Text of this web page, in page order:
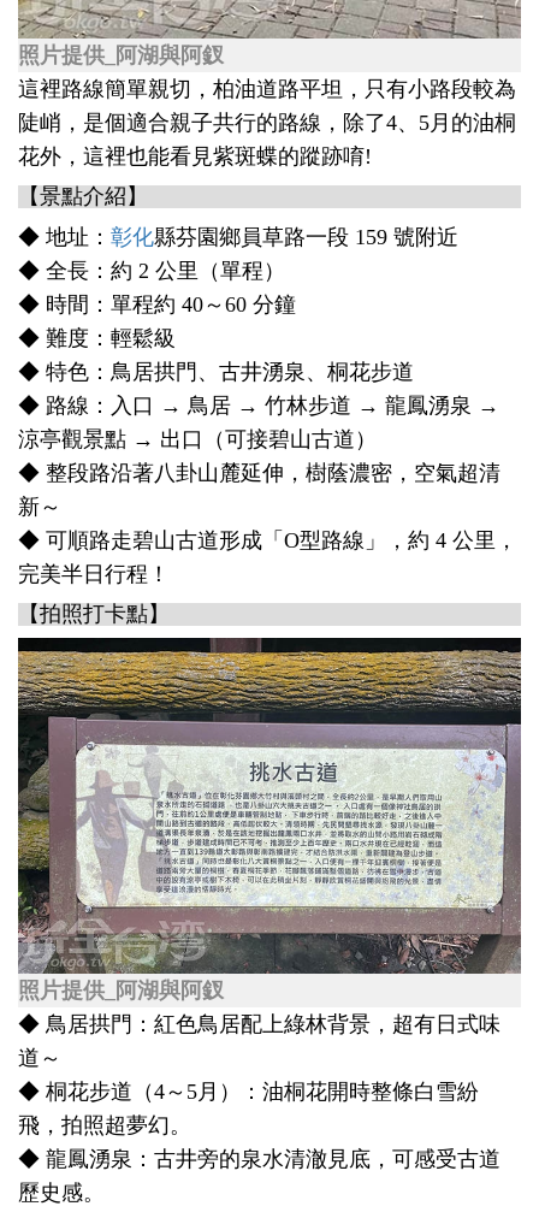
照片提供_阿湖與阿釵
這裡路線簡單親切，柏油道路平坦，只有小路段較為
陡峭，是個適合親子共行的路線，除了4、5月的油桐
花外，這裡也能看見紫斑蝶的蹤跡唷!
【景點介紹】
◆ 地址： 彰化縣芬園鄉員草路一段 159 號附近
◆ 全長：約 2 公里（單程）
◆ 時間：單程約 40～60 分鐘
◆ 難度：輕鬆級
◆ 特色：鳥居拱門、古井湧泉、桐花步道
◆ 路線：入口 → 鳥居 → 竹林步道 → 龍鳳湧泉 →
涼亭觀景點 → 出口（可接碧山古道）
◆ 整段路沿著八卦山麓延伸，樹蔭濃密，空氣超清
新～
◆ 可順路走碧山古道形成「O型路線」，約 4 公里，
完美半日行程！
【拍照打卡點】
照片提供_阿湖與阿釵
◆ 鳥居拱門：紅色鳥居配上綠林背景，超有日式味
道～
◆ 桐花步道（4～5月）：油桐花開時整條白雪紛
飛，拍照超夢幻。
◆ 龍鳳湧泉：古井旁的泉水清澈見底，可感受古道
歷史感。